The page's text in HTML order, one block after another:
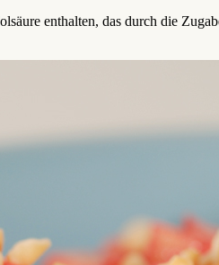
enthalten, das durch die